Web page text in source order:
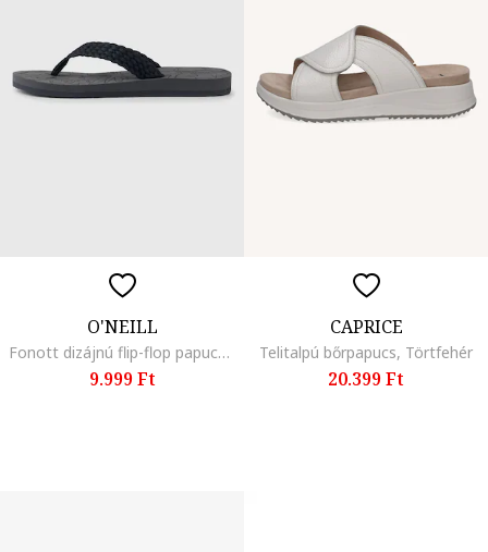
O'NEILL
Fonott dizájnú flip-flop papucs, Fekete
9.999 Ft
CAPRICE
Telitalpú bőrpapucs, Törtfehér
20.399 Ft